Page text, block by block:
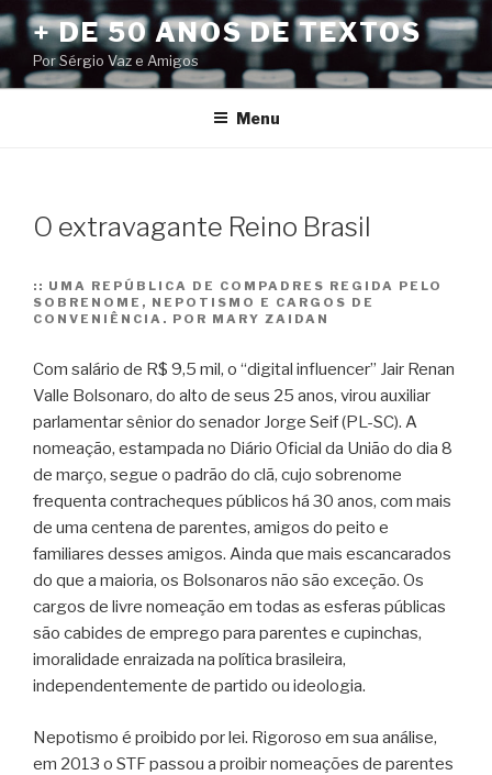
Pular
para
o
conteúdo
+ DE 50 ANOS DE TEXTOS
Por Sérgio Vaz e Amigos
Menu
O extravagante Reino Brasil
:: UMA REPÚBLICA DE COMPADRES REGIDA PELO
SOBRENOME, NEPOTISMO E CARGOS DE
CONVENIÊNCIA. POR MARY ZAIDAN
Com salário de R$ 9,5 mil, o “digital influencer” Jair Renan
Valle Bolsonaro, do alto de seus 25 anos, virou auxiliar
parlamentar sênior do senador Jorge Seif (PL-SC). A
nomeação, estampada no Diário Oficial da União do dia 8
de março, segue o padrão do clã, cujo sobrenome
frequenta contracheques públicos há 30 anos, com mais
de uma centena de parentes, amigos do peito e
familiares desses amigos. Ainda que mais escancarados
do que a maioria, os Bolsonaros não são exceção. Os
cargos de livre nomeação em todas as esferas públicas
são cabides de emprego para parentes e cupinchas,
imoralidade enraizada na política brasileira,
independentemente de partido ou ideologia.
Nepotismo é proibido por lei. Rigoroso em sua análise,
em 2013 o STF passou a proibir nomeações de parentes